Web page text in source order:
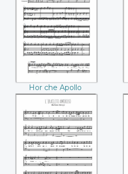
Hor che Apollo
(Barbara Strozzi)
Hor che Apollo
(Barbara Strozzi)
L'Eraclito Amoroso,
Ariette (Barbara
Strozzi)